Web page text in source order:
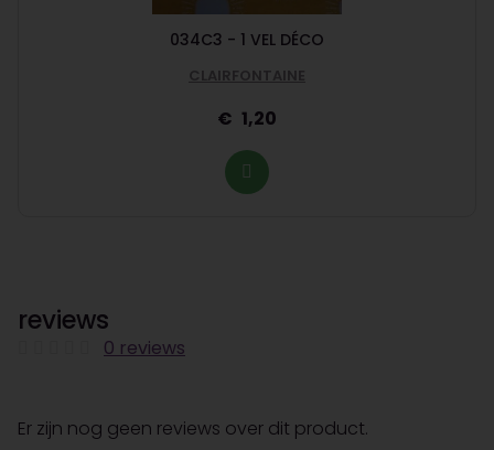
034C3 - 1 VEL DÉCO
CLAIRFONTAINE
1,20
reviews
0 reviews
Er zijn nog geen reviews over dit product.